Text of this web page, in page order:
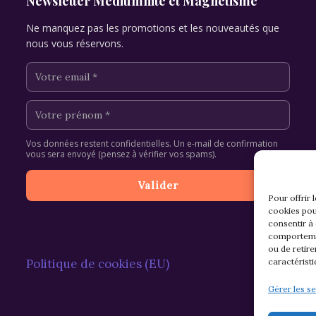
Pour offrir
cookies
consentir à
ou de
Gérer les
Ne manquez pas les promotions et les nouveautés que
nous vous réservons.
Vos données restent confidentielles. Un e-mail de confirmation
vous sera envoyé (pensez à vérifier vos spams).
Politique de cookies (EU)